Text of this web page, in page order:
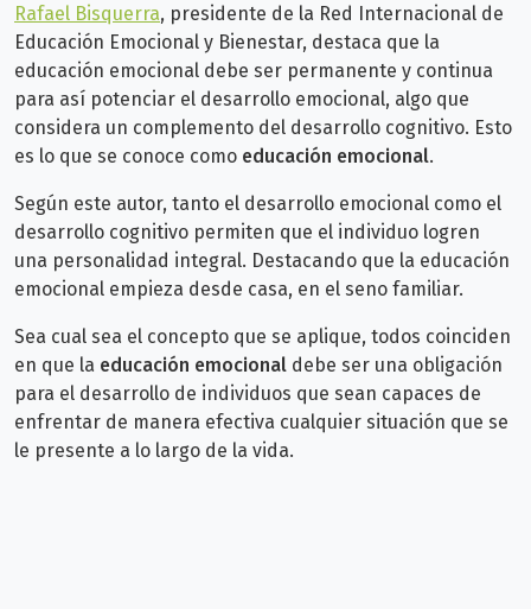
Rafael Bisquerra, presidente de la Red Internacional de
Educación Emocional y Bienestar, destaca que la
educación emocional debe ser permanente y continua
para así potenciar el desarrollo emocional, algo que
considera un complemento del desarrollo cognitivo. Esto
es lo que se conoce como educación emocional.
Según este autor, tanto el desarrollo emocional como el
desarrollo cognitivo permiten que el individuo logren
una personalidad integral. Destacando que la educación
emocional empieza desde casa, en el seno familiar.
Sea cual sea el concepto que se aplique, todos coinciden
en que la educación emocional debe ser una obligación
para el desarrollo de individuos que sean capaces de
enfrentar de manera efectiva cualquier situación que se
le presente a lo largo de la vida.